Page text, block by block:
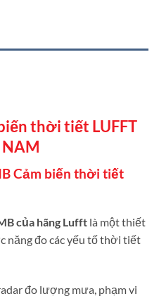
thời tiết LUFFT
Cảm biến thời tiết
của hãng Lufft là một thiết
năng đo các yếu tố thời tiết
đo lượng mưa, phạm vi